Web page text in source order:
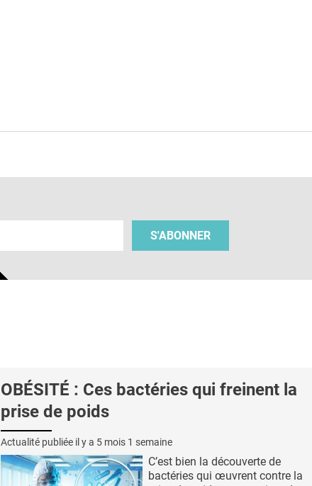
S'ABONNER
OBÉSITÉ : Ces bactéries qui freinent la
prise de poids
Actualité publiée il y a 5 mois 1 semaine
C’est bien la découverte de
bactéries qui œuvrent contre la